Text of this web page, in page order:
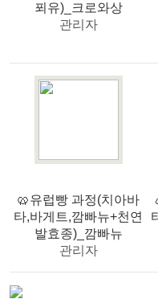
푀유)_크로와상
관리자
🥨유럽빵 과정(치아바
타,바게트,깜빠뉴+천연
발효종)_깜빠뉴
관리자